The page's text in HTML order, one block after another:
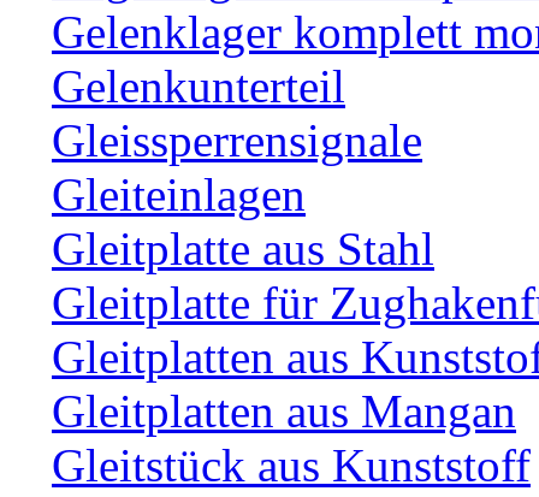
Gelenklager komplett
Gelenkunterteil
Gleissperrensignale
Gleiteinlagen
Gleitplatte aus Stahl
Gleitplatte für
Gleitplatten aus
Gleitplatten aus Mangan
Gleitstück aus Kunststoff